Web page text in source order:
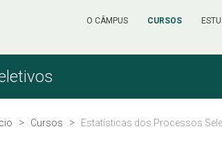
O CÂMPUS CURSOS
Cursos Estatísticas dos Processos